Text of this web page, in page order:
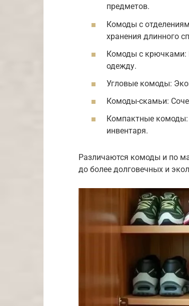
предметов.
Комоды с
хранения длинного
Комоды с крючками:
одежду.
Угловые комоды:
Комоды-скамьи:
Компактные комоды:
инвентаря.
Различаются комоды и по
до более долговечных и